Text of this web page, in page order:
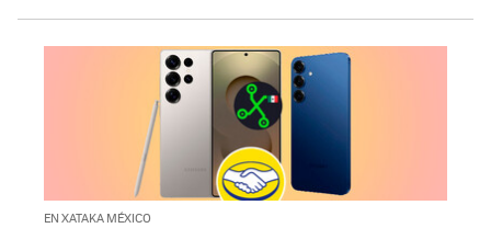
EN XATAKA MÉXICO